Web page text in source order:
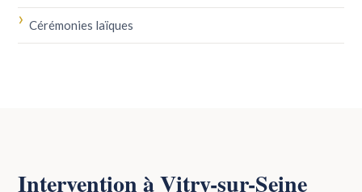
Cérémonies laïques
Intervention à Vitry-sur-Seine